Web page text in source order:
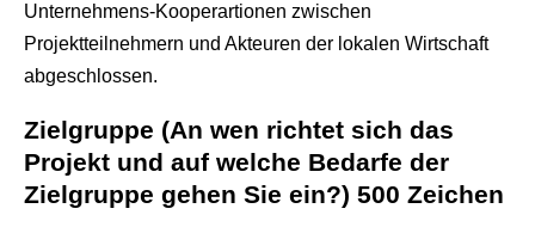
Unternehmens-Kooperartionen zwischen
Projektteilnehmern und Akteuren der lokalen Wirtschaft
abgeschlossen.
Zielgruppe (An wen richtet sich das
Projekt und auf welche Bedarfe der
Zielgruppe gehen Sie ein?) 500 Zeichen